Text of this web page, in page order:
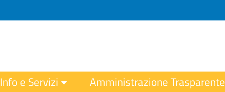
Info e Servizi Amministrazione Trasparente